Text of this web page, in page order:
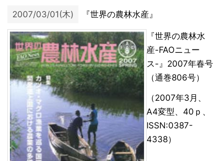
2007/03/01(木) 『世界の農林水産』
『世界の農林水
産-FAOニュー
ス-』2007年春号
（通巻806号）
（2007年3月、
A4変型、40ｐ、
ISSN:0387-
4338）